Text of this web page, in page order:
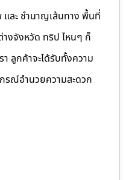
ละ ชำนาญเส้นทาง พื้นที่
งจังหวัด ทริป ไหนๆ ก็
า ลูกค้าจะได้รับทั้งความ
รณ์อำนวยความสะดวก